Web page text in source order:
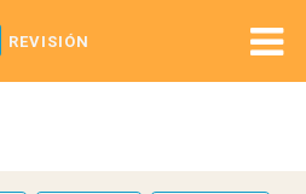
REVISIÓN